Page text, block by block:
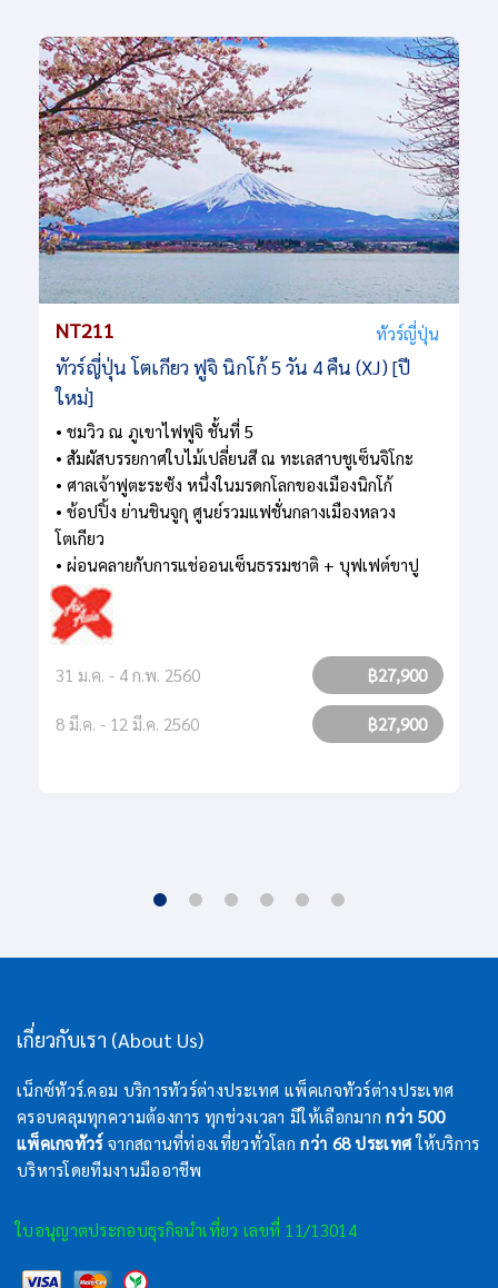
NT211 ทัวร์ญี่ปุ่น
ทัวร์ญี่ปุ่น โตเกียว ฟูจิ นิกโก้ 5 วัน 4 คืน (XJ) [ปี
ใหม่]
• ชมวิว ณ ภูเขาไฟฟูจิ ชั้นที่ 5
• สัมผัสบรรยกาศใบไม้เปลี่ยนสี ณ ทะเลสาบชูเซ็นจิโกะ
• ศาลเจ้าฟูตะระซัง หนึ่งในมรดกโลกของเมืองนิกโก้
• ช้อปปิ้ง ย่านชินจูกุ ศูนย์รวมแฟชั่นกลางเมืองหลวง
โตเกียว
• ผ่อนคลายกับการแช่ออนเซ็นธรรมชาติ + บุฟเฟต์ขาปู
31 ม.ค. - 4 ก.พ. 2560 ฿27,900
8 มี.ค. - 12 มี.ค. 2560 ฿27,900
เกี่ยวกับเรา (About Us)
เน็กซ์ทัวร์.คอม บริการทัวร์ต่างประเทศ แพ็คเกจทัวร์ต่างประเทศ
ครอบคลุมทุกความต้องการ ทุกช่วงเวลา มีให้เลือกมากกว่า 500
แพ็คเกจทัวร์จากสถานที่ท่องเที่ยวทั่วโลกกว่า 68 ประเทศให้บริการ
บริหารโดยทีมงานมืออาชีพ
ใบอนุญาตประกอบธุรกิจนำเที่ยว เลขที่ 11/13014